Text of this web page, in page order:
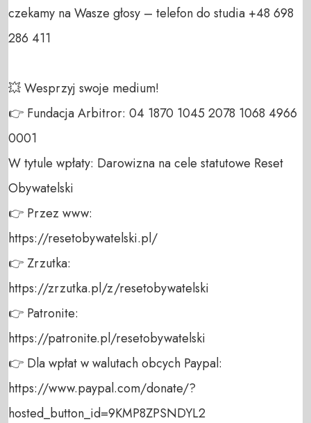
czekamy na Wasze głosy – telefon do studia +48 698
286 411
💥 Wesprzyj swoje medium!
👉 Fundacja Arbitror: 04 1870 1045 2078 1068 4966
0001
W tytule wpłaty: Darowizna na cele statutowe Reset
Obywatelski
👉 Przez www:
https://resetobywatelski.pl/
👉 Zrzutka:
https://zrzutka.pl/z/resetobywatelski
👉 Patronite:
https://patronite.pl/resetobywatelski
👉 Dla wpłat w walutach obcych Paypal:
https://www.paypal.com/donate/?
hosted_button_id=9KMP8ZPSNDYL2